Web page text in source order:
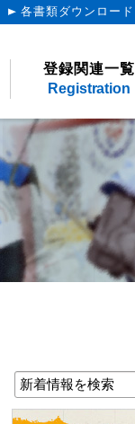
各書類ダウンロード
登録関連一覧
Registration